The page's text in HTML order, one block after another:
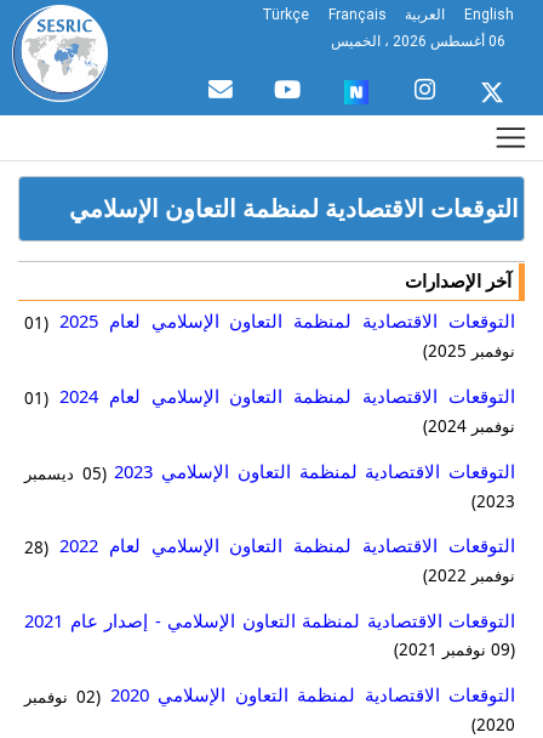
English العربية Français
Türkçe
التوقعات الاقتصادية لمنظمة التعاون الإسلامي
آخر الإصدارات
التوقعات الاقتصادية لمنظمة التعاون الإسلامي لعام 2025
(01
نوفمبر 2025)
التوقعات الاقتصادية لمنظمة التعاون الإسلامي لعام 2024
(01
نوفمبر 2024)
التوقعات الاقتصادية لمنظمة التعاون الإسلامي 2023
(05 ديسمبر
2023)
التوقعات الاقتصادية لمنظمة التعاون الإسلامي لعام 2022
(28
نوفمبر 2022)
التوقعات الاقتصادية لمنظمة التعاون الإسلامي - إصدار عام 2021
التوقعات الاقتصادية لمنظمة التعاون الإسلامي 2020
(02 نوفمبر
2020)